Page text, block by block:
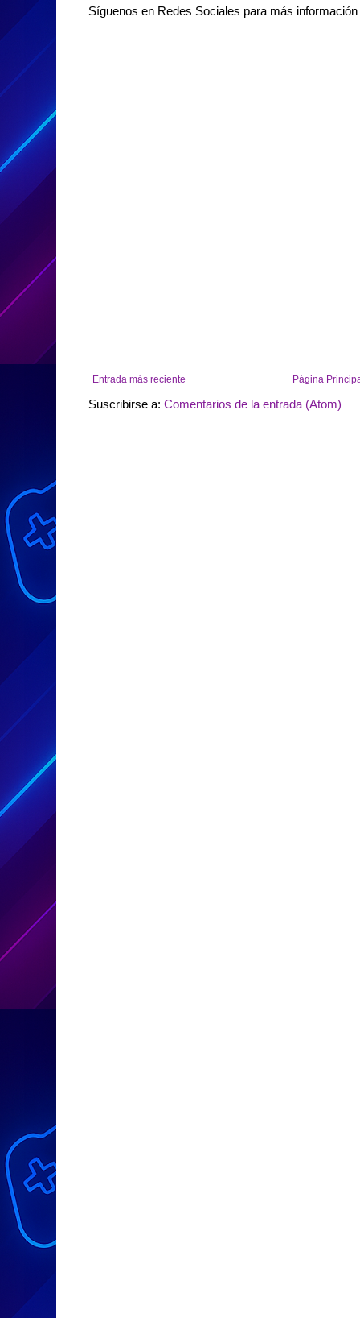
Síguenos en Redes Sociales para más
Entrada más reciente Página
Suscribirse a: Comentarios de la entrada (Atom)